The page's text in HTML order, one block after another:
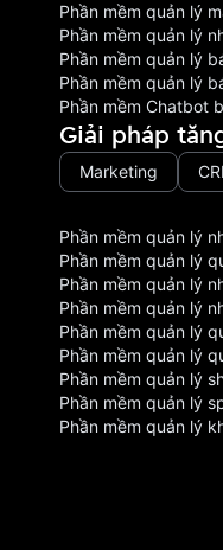
Phần mềm quản lý
Phần mềm quản lý
Phần mềm quản lý
Phần mềm quản lý
Phần mềm Chatbot
Giải pháp
Marketing
Phần mềm quản lý
Phần mềm quản lý
Phần mềm quản lý
Phần mềm quản lý
Phần mềm quản lý
Phần mềm quản lý
Phần mềm quản lý
Phần mềm quản lý
Phần mềm quản lý